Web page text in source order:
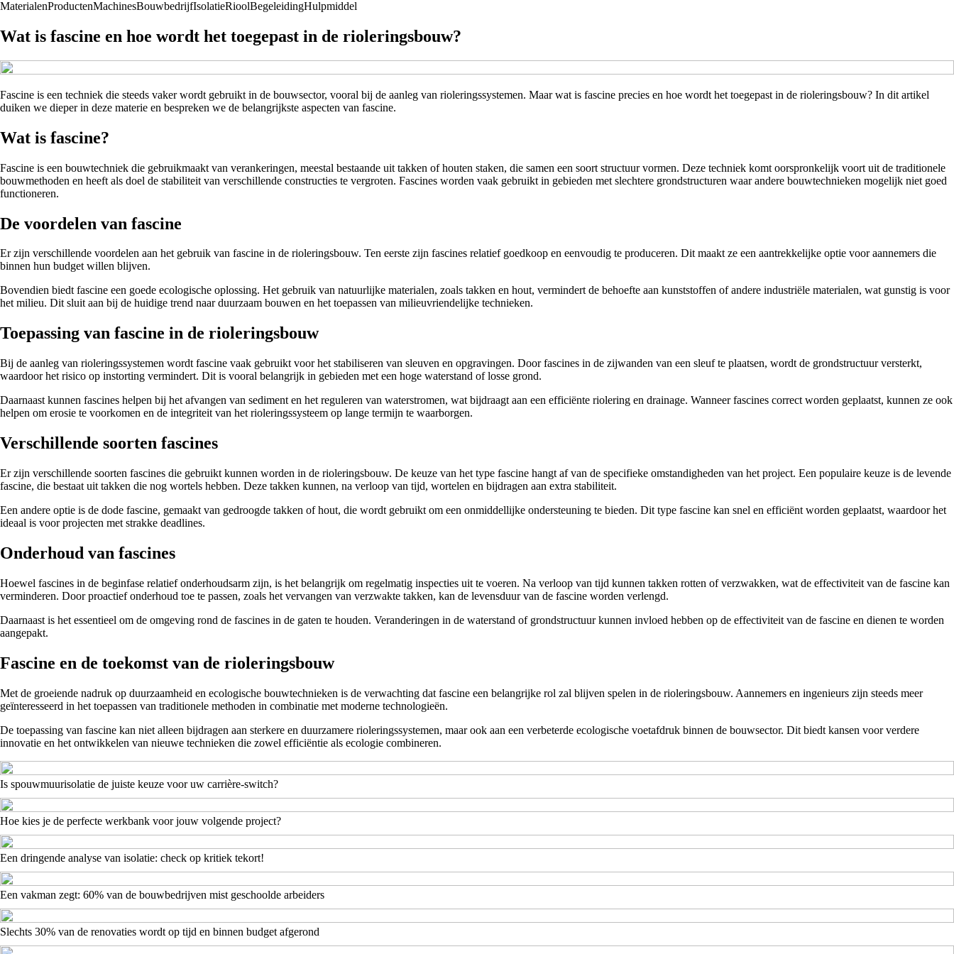
MaterialenProductenMachinesBouwbedrijfIsolatieRioolBegeleidingHulpmiddel
Wat is fascine en hoe wordt het toegepast in de rioleringsbouw?
Fascine is een techniek die steeds vaker wordt gebruikt in de bouwsector, vooral bij de aanleg van rioleringssystemen. Maar wat is fascine precies en hoe wordt het toegepast in de rioleringsbouw? In dit artikel
duiken we dieper in deze materie en bespreken we de belangrijkste aspecten van fascine.
Wat is fascine?
Fascine is een bouwtechniek die gebruikmaakt van verankeringen, meestal bestaande uit takken of houten staken, die samen een soort structuur vormen. Deze techniek komt oorspronkelijk voort uit de traditionele
bouwmethoden en heeft als doel de stabiliteit van verschillende constructies te vergroten. Fascines worden vaak gebruikt in gebieden met slechtere grondstructuren waar andere bouwtechnieken mogelijk niet goed
functioneren.
De voordelen van fascine
Er zijn verschillende voordelen aan het gebruik van fascine in de rioleringsbouw. Ten eerste zijn fascines relatief goedkoop en eenvoudig te produceren. Dit maakt ze een aantrekkelijke optie voor aannemers die
binnen hun budget willen blijven.
Bovendien biedt fascine een goede ecologische oplossing. Het gebruik van natuurlijke materialen, zoals takken en hout, vermindert de behoefte aan kunststoffen of andere industriële materialen, wat gunstig is voor
het milieu. Dit sluit aan bij de huidige trend naar duurzaam bouwen en het toepassen van milieuvriendelijke technieken.
Toepassing van fascine in de rioleringsbouw
Bij de aanleg van rioleringssystemen wordt fascine vaak gebruikt voor het stabiliseren van sleuven en opgravingen. Door fascines in de zijwanden van een sleuf te plaatsen, wordt de grondstructuur versterkt,
waardoor het risico op instorting vermindert. Dit is vooral belangrijk in gebieden met een hoge waterstand of losse grond.
Daarnaast kunnen fascines helpen bij het afvangen van sediment en het reguleren van waterstromen, wat bijdraagt aan een efficiënte riolering en drainage. Wanneer fascines correct worden geplaatst, kunnen ze ook
helpen om erosie te voorkomen en de integriteit van het rioleringssysteem op lange termijn te waarborgen.
Verschillende soorten fascines
Er zijn verschillende soorten fascines die gebruikt kunnen worden in de rioleringsbouw. De keuze van het type fascine hangt af van de specifieke omstandigheden van het project. Een populaire keuze is de levende
fascine, die bestaat uit takken die nog wortels hebben. Deze takken kunnen, na verloop van tijd, wortelen en bijdragen aan extra stabiliteit.
Een andere optie is de dode fascine, gemaakt van gedroogde takken of hout, die wordt gebruikt om een onmiddellijke ondersteuning te bieden. Dit type fascine kan snel en efficiënt worden geplaatst, waardoor het
ideaal is voor projecten met strakke deadlines.
Onderhoud van fascines
Hoewel fascines in de beginfase relatief onderhoudsarm zijn, is het belangrijk om regelmatig inspecties uit te voeren. Na verloop van tijd kunnen takken rotten of verzwakken, wat de effectiviteit van de fascine kan
verminderen. Door proactief onderhoud toe te passen, zoals het vervangen van verzwakte takken, kan de levensduur van de fascine worden verlengd.
Daarnaast is het essentieel om de omgeving rond de fascines in de gaten te houden. Veranderingen in de waterstand of grondstructuur kunnen invloed hebben op de effectiviteit van de fascine en dienen te worden
aangepakt.
Fascine en de toekomst van de rioleringsbouw
Met de groeiende nadruk op duurzaamheid en ecologische bouwtechnieken is de verwachting dat fascine een belangrijke rol zal blijven spelen in de rioleringsbouw. Aannemers en ingenieurs zijn steeds meer
geïnteresseerd in het toepassen van traditionele methoden in combinatie met moderne technologieën.
De toepassing van fascine kan niet alleen bijdragen aan sterkere en duurzamere rioleringssystemen, maar ook aan een verbeterde ecologische voetafdruk binnen de bouwsector. Dit biedt kansen voor verdere
innovatie en het ontwikkelen van nieuwe technieken die zowel efficiëntie als ecologie combineren.
Is spouwmuurisolatie de juiste keuze voor uw carrière-switch?
Hoe kies je de perfecte werkbank voor jouw volgende project?
Een dringende analyse van isolatie: check op kritiek tekort!
Een vakman zegt: 60% van de bouwbedrijven mist geschoolde arbeiders
Slechts 30% van de renovaties wordt op tijd en binnen budget afgerond